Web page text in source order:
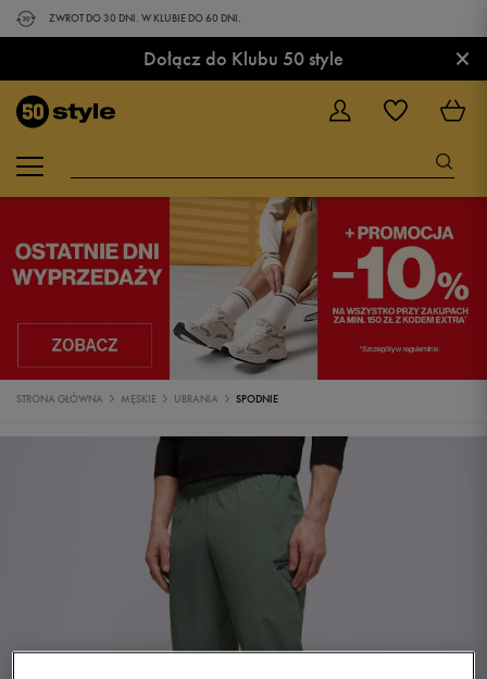
ZWROT DO 30 DNI. W KLUBIE DO 60 DNI.
Dołącz do Klubu 50 style ×
STRONA GŁÓWNA MĘSKIE UBRANIA SPODNIE